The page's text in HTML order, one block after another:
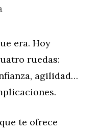
era. Hoy
ruedas:
agilidad…
te ofrece